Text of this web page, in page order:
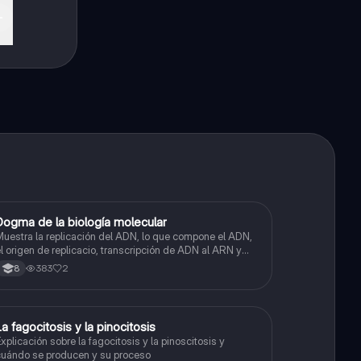
Biologiade la biología molecular
la replicación del ADN, lo que compone el ADN,
origen de replicacio, transcripción de ADN al ARN y
de ARN a proteína.
8 383 2
Biologia
fagocitosis y la pinocitosis
sobre la fagocitosis y la pinoscitosis y
se producen y su proceso